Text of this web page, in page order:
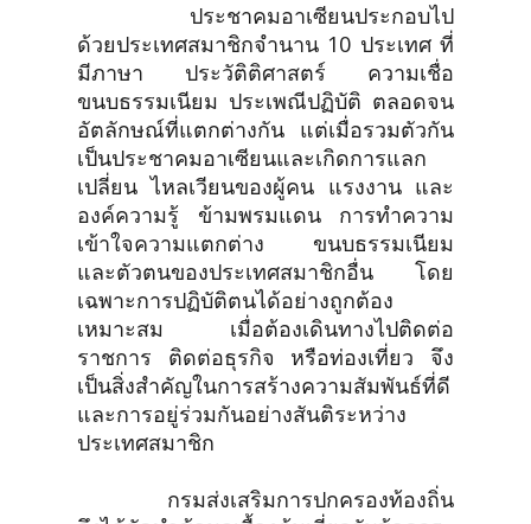
ประชาคมอาเซียนประกอบไป
ด้วยประเทศสมาชิกจำนาน 10 ประเทศ ที่
มีภาษา ประวัติติศาสตร์ ความเชื่อ
ขนบธรรมเนียม ประเพณีปฏิบัติ ตลอดจน
อัตลักษณ์ที่แตกต่างกัน แต่เมื่อรวมตัวกัน
เป็นประชาคมอาเซียนและเกิดการแลก
เปลี่ยน ไหลเวียนของผู้คน แรงงาน และ
องค์ความรู้ ข้ามพรมแดน การทำความ
เข้าใจความแตกต่าง ขนบธรรมเนียม
และตัวตนของประเทศสมาชิกอื่น โดย
เฉพาะการปฏิบัติตนได้อย่างถูกต้อง
เหมาะสม เมื่อต้องเดินทางไปติดต่อ
ราชการ ติดต่อธุรกิจ หรือท่องเที่ยว จึง
เป็นสิ่งสำคัญในการสร้างความสัมพันธ์ที่ดี
และการอยู่ร่วมกันอย่างสันติระหว่าง
ประเทศสมาชิก
กรมส่งเสริมการปกครองท้องถิ่น